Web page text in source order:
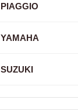
PIAGGIO
YAMAHA
SUZUKI